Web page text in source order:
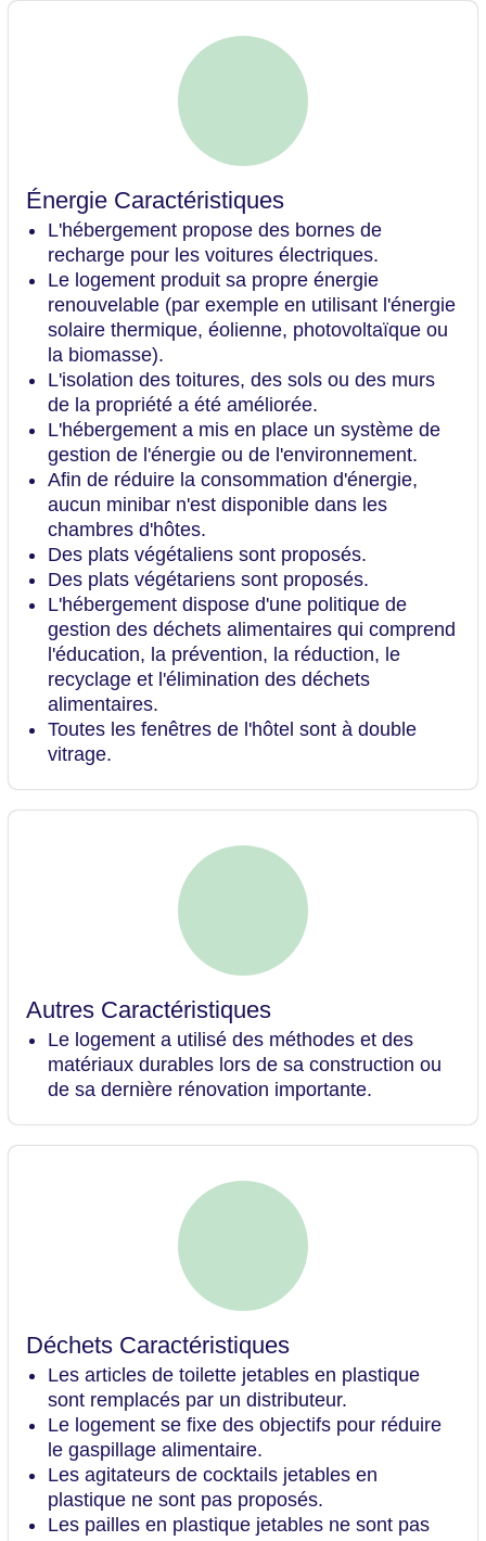
Énergie Caractéristiques
L'hébergement propose des bornes de
recharge pour les voitures électriques.
Le logement produit sa propre énergie
renouvelable (par exemple en utilisant l'énergie
solaire thermique, éolienne, photovoltaïque ou
la biomasse).
L'isolation des toitures, des sols ou des murs
de la propriété a été améliorée.
L'hébergement a mis en place un système de
gestion de l'énergie ou de l'environnement.
Afin de réduire la consommation d'énergie,
aucun minibar n'est disponible dans les
chambres d'hôtes.
Des plats végétaliens sont proposés.
Des plats végétariens sont proposés.
L'hébergement dispose d'une politique de
gestion des déchets alimentaires qui comprend
l'éducation, la prévention, la réduction, le
recyclage et l'élimination des déchets
alimentaires.
Toutes les fenêtres de l'hôtel sont à double
vitrage.
Autres Caractéristiques
Le logement a utilisé des méthodes et des
matériaux durables lors de sa construction ou
de sa dernière rénovation importante.
Déchets Caractéristiques
Les articles de toilette jetables en plastique
sont remplacés par un distributeur.
Le logement se fixe des objectifs pour réduire
le gaspillage alimentaire.
Les agitateurs de cocktails jetables en
plastique ne sont pas proposés.
Les pailles en plastique jetables ne sont pas